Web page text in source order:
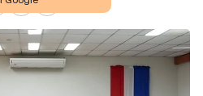
PrintCopy link